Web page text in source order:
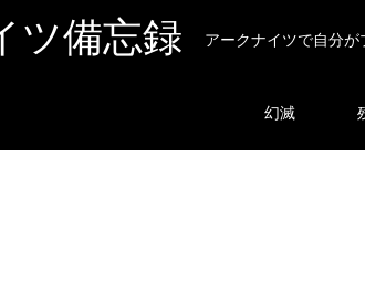
ツ備忘録 アークナイツで自分
幻滅